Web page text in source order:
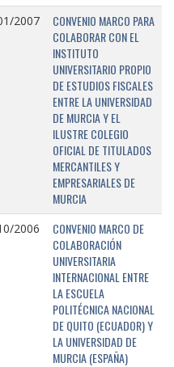
2007
CONVENIO MARCO PARA
COLABORAR CON EL
INSTITUTO
UNIVERSITARIO PROPIO
DE ESTUDIOS FISCALES
ENTRE LA UNIVERSIDAD
DE MURCIA Y EL
ILUSTRE COLEGIO
OFICIAL DE TITULADOS
MERCANTILES Y
EMPRESARIALES DE
MURCIA
2006
CONVENIO MARCO DE
COLABORACIÓN
UNIVERSITARIA
INTERNACIONAL ENTRE
LA ESCUELA
POLITÉCNICA NACIONAL
DE QUITO (ECUADOR) Y
LA UNIVERSIDAD DE
MURCIA (ESPAÑA)